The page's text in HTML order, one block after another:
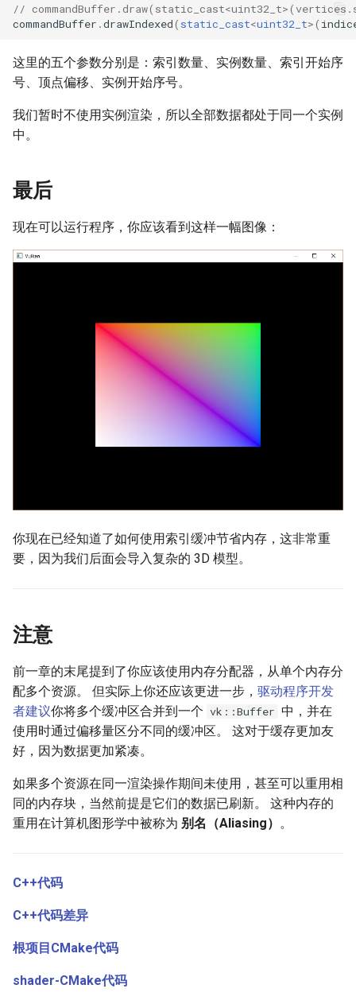
//
commandBuffer .drawIndexed( static_cast<uint32_t>(
这里的五个参数分别是：索引数量、实例数量、索引开始序
号、顶点偏移、实例开始序号。
我们暂时不使用实例渲染，所以全部数据都处于同一个实例
中。
最后
现在可以运行程序，你应该看到这样一幅图像：
你现在已经知道了如何使用索引缓冲节省内存，这非常重
要，因为我们后面会导入复杂的 3D 模型。
注意
前一章的末尾提到了你应该使用内存分配器，从单个内存分
配多个资源。 但实际上你还应该更进一步， 驱动程序开发
者建议你将多个缓冲区合并到一个 vk::Buffer 中，并在
使用时通过偏移量区分不同的缓冲区。 这对于缓存更加友
好，因为数据更加紧凑。
如果多个资源在同一渲染操作期间未使用，甚至可以重用相
同的内存块，当然前提是它们的数据已刷新。 这种内存的
重用在计算机图形学中被称为 别名（Aliasing） 。
C++代码
C++代码差异
根项目CMake代码
shader-CMake代码